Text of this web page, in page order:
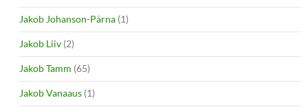
Jakob Johanson-Pärna (1)
Jakob Liiv (2)
Jakob Tamm (65)
Jakob Vanaaus (1)